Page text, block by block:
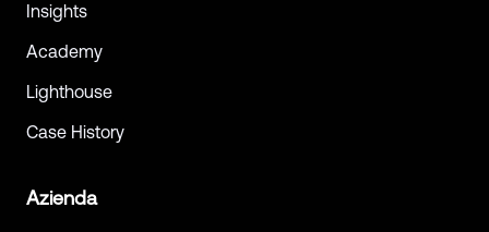
Insights
Academy
Lighthouse
Case History
Azienda